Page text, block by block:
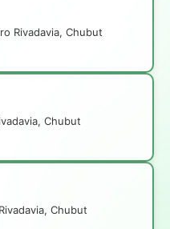
Rivadavia, Chubut
Chubut
Chubut